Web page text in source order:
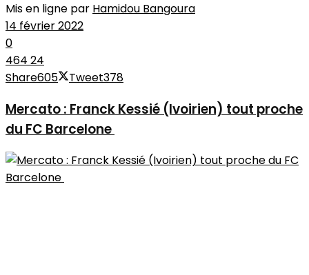
Mis en ligne par Hamidou Bangoura
14 février 2022
0
464 24
Share605 Tweet378
Mercato : Franck Kessié (Ivoirien) tout proche
du FC Barcelone